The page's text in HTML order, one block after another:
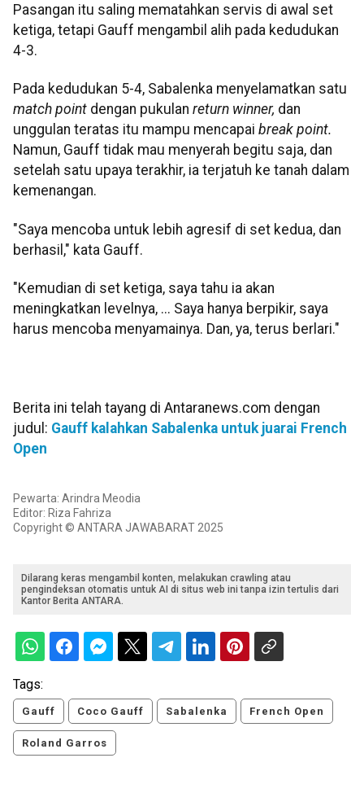
Pasangan itu saling mematahkan servis di awal set
ketiga, tetapi Gauff mengambil alih pada kedudukan
4-3.
Pada kedudukan 5-4, Sabalenka menyelamatkan satu
match point dengan pukulan return winner, dan
unggulan teratas itu mampu mencapai break point.
Namun, Gauff tidak mau menyerah begitu saja, dan
setelah satu upaya terakhir, ia terjatuh ke tanah dalam
kemenangan.
"Saya mencoba untuk lebih agresif di set kedua, dan
berhasil," kata Gauff.
"Kemudian di set ketiga, saya tahu ia akan
meningkatkan levelnya, ... Saya hanya berpikir, saya
harus mencoba menyamainya. Dan, ya, terus berlari."
Berita ini telah tayang di Antaranews.com dengan
judul: Gauff kalahkan Sabalenka untuk juarai French
Open
Pewarta: Arindra Meodia
Editor: Riza Fahriza
Copyright © ANTARA JAWABARAT 2025
Dilarang keras mengambil konten, melakukan crawling atau
pengindeksan otomatis untuk AI di situs web ini tanpa izin tertulis dari
Kantor Berita ANTARA.
Tags:
Gauff Coco Gauff Sabalenka French Open
Roland Garros